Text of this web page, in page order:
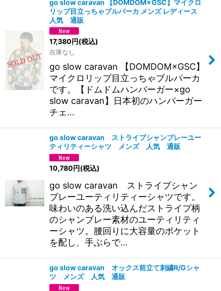
go slow caravan 【DOMDOM×GSC】マイクロ
リップ目立っちゃブルパーカ メンズ レディース
人気 通販
17,380円(税込)
在庫なし
go slow caravan 【DOMDOM×GSC】
マイクロリップ目立っちゃブルパーカ
です。【ドムドムハンバーガー×go
slow caravan】日本初のハンバーガー
チェ…
go slow caravan ストライプシャンブレーユー
ティリティーシャツ メンズ 人気 通販
10,780円(税込)
go slow caravan ストライプシャン
ブレーユーティリティーシャツです。
味わいのある洗い込んだストライプ柄
のシャンブレー素材のユーティリティ
ーシャツ。腰回りに大容量のポケット
を配し、手ぶらで…
go slow caravan オックス前立て刺繍R/Gシャ
ツ メンズ 人気 通販